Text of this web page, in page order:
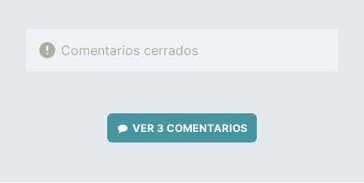
Comentarios cerrados
VER 3 COMENTARIOS